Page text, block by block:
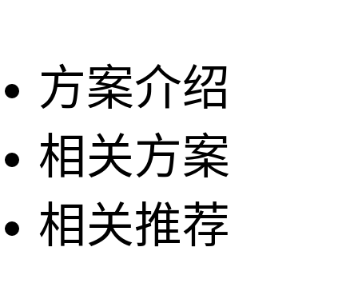
方案介绍
相关方案
相关推荐